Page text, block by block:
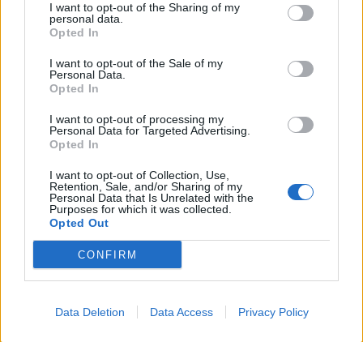
I want to opt-out of the Sharing of my
personal data.
Opted In
I want to opt-out of the Sale of my
Personal Data.
Opted In
I want to opt-out of processing my
Personal Data for Targeted Advertising.
Opted In
I want to opt-out of Collection, Use,
Retention, Sale, and/or Sharing of my
Personal Data that Is Unrelated with the
Purposes for which it was collected.
Opted Out
CONFIRM
Data Deletion Data Access Privacy Policy
ΕΛΛΑΔΑ 02.06.2026 22:29
PARAPOLITIKA NEWSROOM
Γυναικοκτονία στην Καλαμάτα:
"Ισχυρισμοί περί προηγούμενων
καταγγελιών για ενδοοικογενειακή βία
δεν επιβεβαιώνονται", λέει η ΕΛΑΣ -
Ολόκληρη η ανακοίνωση
Αποδέχομαι τους
και την πολιτική απορρήτου
X